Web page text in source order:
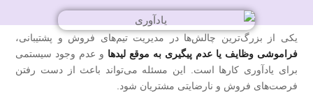
یکی از بزرگ‌ترین چالش‌ها در مدیریت تیم‌های فروش و پشتیبانی،
فراموشی وظایف یا عدم پیگیری به‌ موقع لیدها و عدم وجود سیستمی
برای یادآوری کارها است. این مسئله می‌تواند باعث از دست رفتن
فرصت‌های فروش و نارضایتی مشتریان شود.